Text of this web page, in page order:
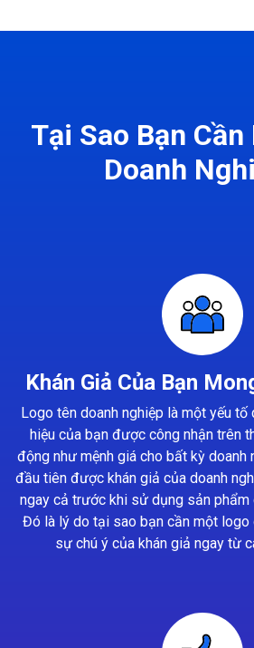
Tại Sao Bạn
Doanh
Khán Giả Của Bạn
Logo tên doanh nghiệp là một yếu
hiệu của bạn được công nhận trên
động như mệnh giá cho bất kỳ doanh
đầu tiên được khán giả của doanh
ngay cả trước khi sử dụng sản phẩm
Đó là lý do tại sao bạn cần một logo
sự chú ý của khán giả ngay từ